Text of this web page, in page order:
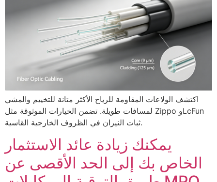
اكتشف الولاعات المقاومة للرياح الأكثر متانة للتخييم والمشي
لمسافات طويلة. تضمن الخيارات الموثوقة مثل Zippo وLcFun
ثبات النيران في الظروف الخارجية القاسية.
يمكنك زيادة عائد الاستثمار
الخاص بك إلى الحد الأقصى عن